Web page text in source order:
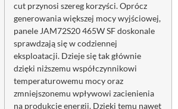
cut przynosi szereg korzyści. Oprócz
generowania większej mocy wyjściowej,
panele JAM72S20 465W SF doskonale
sprawdzają się w codziennej
eksploatacji. Dzieje się tak głównie
dzięki niższemu współczynnikowi
temperaturowemu mocy oraz
zmniejszonemu wpływowi zacienienia
na produkcję energii. Dzięki temu nawet